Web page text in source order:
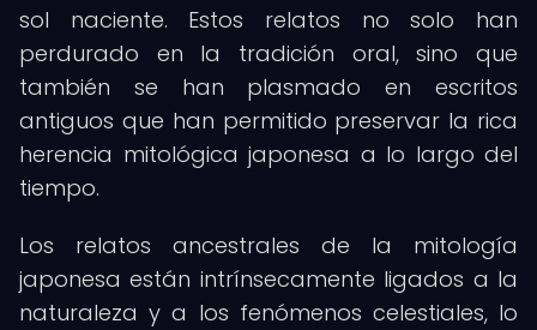
sol naciente. Estos relatos no solo han
perdurado en la tradición oral, sino que
también se han plasmado en escritos
antiguos que han permitido preservar la rica
herencia mitológica japonesa a lo largo del
tiempo.
Los relatos ancestrales de la mitología
japonesa están intrínsecamente ligados a la
naturaleza y a los fenómenos celestiales, lo